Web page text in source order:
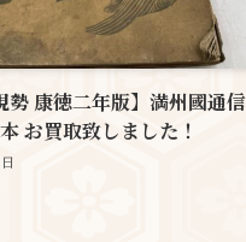
勢 康徳二年版】満州國通信
お買取致しました！